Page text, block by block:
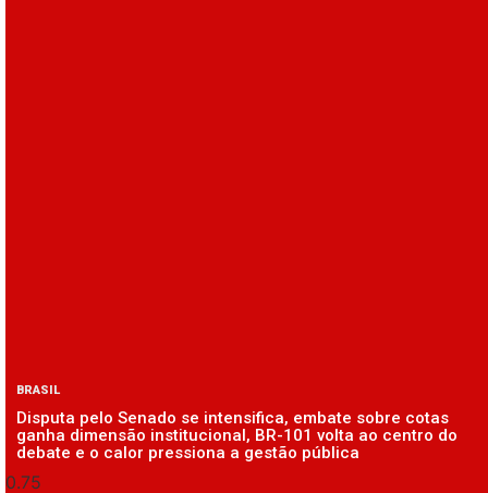
BRASIL
Disputa pelo Senado se intensifica, embate sobre cotas
ganha dimensão institucional, BR-101 volta ao centro do
debate e o calor pressiona a gestão pública